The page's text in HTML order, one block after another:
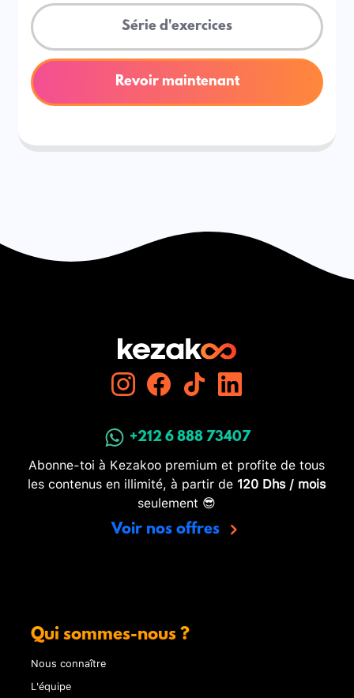
Série d'exercices
Revoir maintenant
+212 6 888 73407
Abonne-toi à Kezakoo premium et profite de tous
les contenus en illimité, à partir de 120 Dhs / mois
seulement 😎
Voir nos offres
Qui sommes-nous ?
Nous connaître
L'équipe